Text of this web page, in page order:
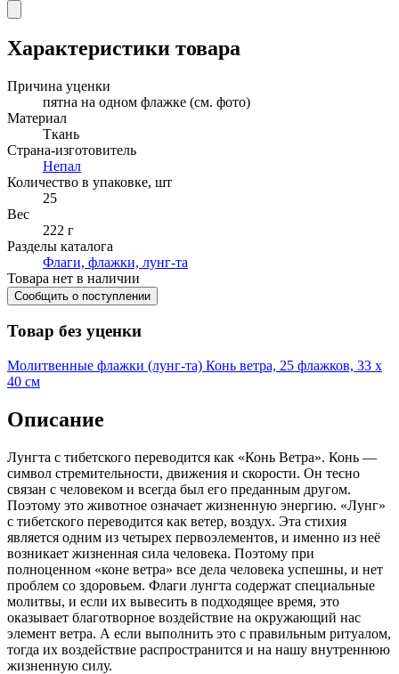
Характеристики товара
Причина уценки
пятна на одном флажке (см. фото)
Материал
Ткань
Страна-изготовитель
Непал
Количество в упаковке, шт
25
Вес
222 г
Разделы каталога
Флаги, флажки, лунг-та
Товара нет в наличии
Сообщить о поступлении
Товар без уценки
Молитвенные флажки (лунг-та) Конь ветра, 25 флажков, 33 x
40 см
Описание
Лунгта с тибетского переводится как «Конь Ветра». Конь —
символ стремительности, движения и скорости. Он тесно
связан с человеком и всегда был его преданным другом.
Поэтому это животное означает жизненную энергию. «Лунг»
с тибетского переводится как ветер, воздух. Эта стихия
является одним из четырех первоэлементов, и именно из неё
возникает жизненная сила человека. Поэтому при
полноценном «коне ветра» все дела человека успешны, и нет
проблем со здоровьем. Флаги лунгта содержат специальные
молитвы, и если их вывесить в подходящее время, это
оказывает благотворное воздействие на окружающий нас
элемент ветра. А если выполнить это с правильным ритуалом,
тогда их воздействие распространится и на нашу внутреннюю
жизненную силу.